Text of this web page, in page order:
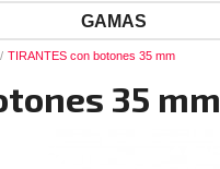
GAMAS
TIRANTES con botones 35 mm
35 mm